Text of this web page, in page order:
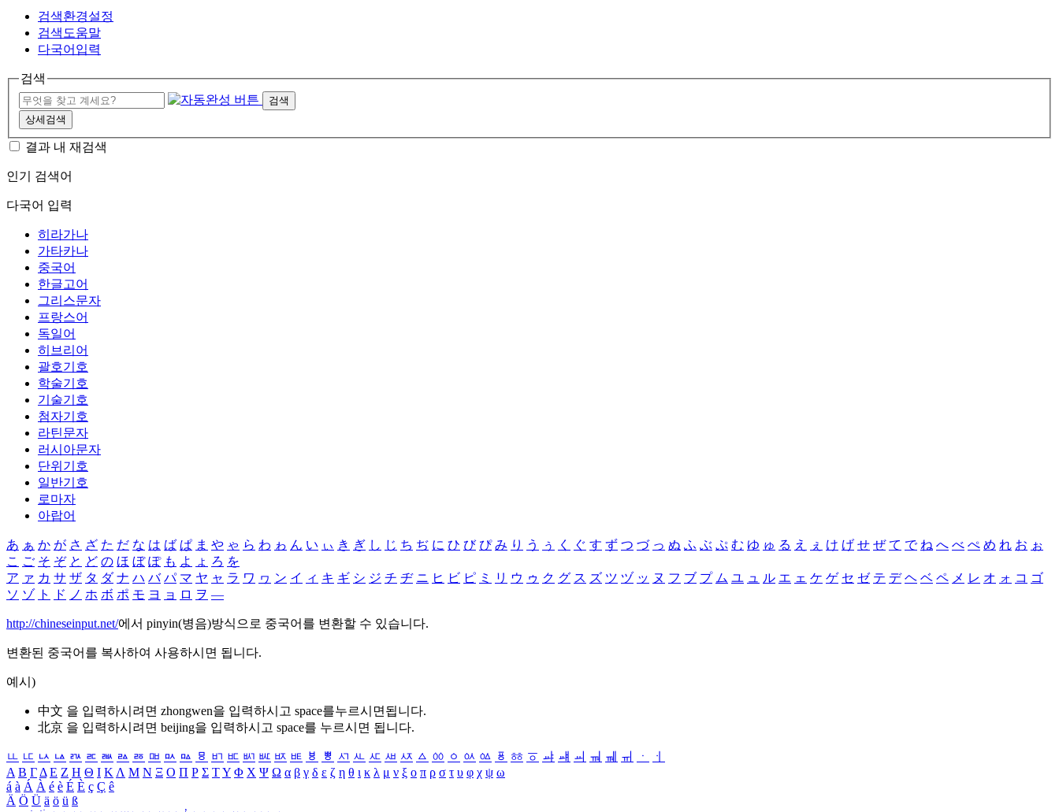
검색환경설정
검색도움말
다국어입력
검색
검색
상세검색
결과 내 재검색
인기 검색어
다국어 입력
히라가나
가타카나
중국어
한글고어
그리스문자
프랑스어
독일어
히브리어
괄호기호
학술기호
기술기호
첨자기호
라틴문자
러시아문자
단위기호
일반기호
로마자
아랍어
あ ぁ か が さ ざ た だ な は ば ぱ ま や ゃ ら わ ゎ ん い ぃ き ぎ し じ ち ぢ に ひ び ぴ み り う ぅ く ぐ す ず つ づ っ ぬ ふ ぶ ぷ む ゆ ゅ る え ぇ け げ せ ぜ て で ね へ べ ぺ め れ お ぉ
こ ご そ ぞ と ど の ほ ぼ ぽ も よ ょ ろ を
ア ァ カ サ ザ タ ダ ナ ハ バ パ マ ヤ ャ ラ ワ ヮ ン イ ィ キ ギ シ ジ チ ヂ ニ ヒ ビ ピ ミ リ ウ ゥ ク グ ス ズ ツ ヅ ッ ヌ フ ブ プ ム ユ ュ ル エ ェ ケ ゲ セ ゼ テ デ ヘ ベ ペ メ レ オ ォ コ ゴ
ソ ゾ ト ド ノ ホ ボ ポ モ ヨ ョ ロ ヲ ―
http://chineseinput.net/에서 pinyin(병음)방식으로 중국어를 변환할 수 있습니다.
변환된 중국어를 복사하여 사용하시면 됩니다.
예시)
中文 을 입력하시려면 zhongwen을 입력하시고 space를누르시면됩니다.
北京 을 입력하시려면 beijing을 입력하시고 space를 누르시면 됩니다.
ㅥ ㅦ ㅧ ㅨ ㅩ ㅪ ㅫ ㅬ ㅭ ㅮ ㅯ ㅰ ㅱ ㅲ ㅳ ㅴ ㅵ ㅶ ㅷ ㅸ ㅹ ㅺ ㅻ ㅼ ㅽ ㅾ ㅿ ㆀ ㆁ ㆂ ㆃ ㆄ ㆅ ㆆ ㆇ ㆈ ㆉ ㆊ ㆋ ㆌ ㆍ
ㆎ
Α Β ΓΔ Ε Ζ Η Θ Ι ΚΛ Μ Ν Ξ Ο Π Ρ Σ ΤΥ Φ Χ Ψ Ω α β γ δ ε ζ η θ ι κ λ μ ν ξ ο π ρ σ τ υ φ χ ψ ω
á à Á À é è É È ç Ç ê
Ä Ö Ü ä ö ü ß